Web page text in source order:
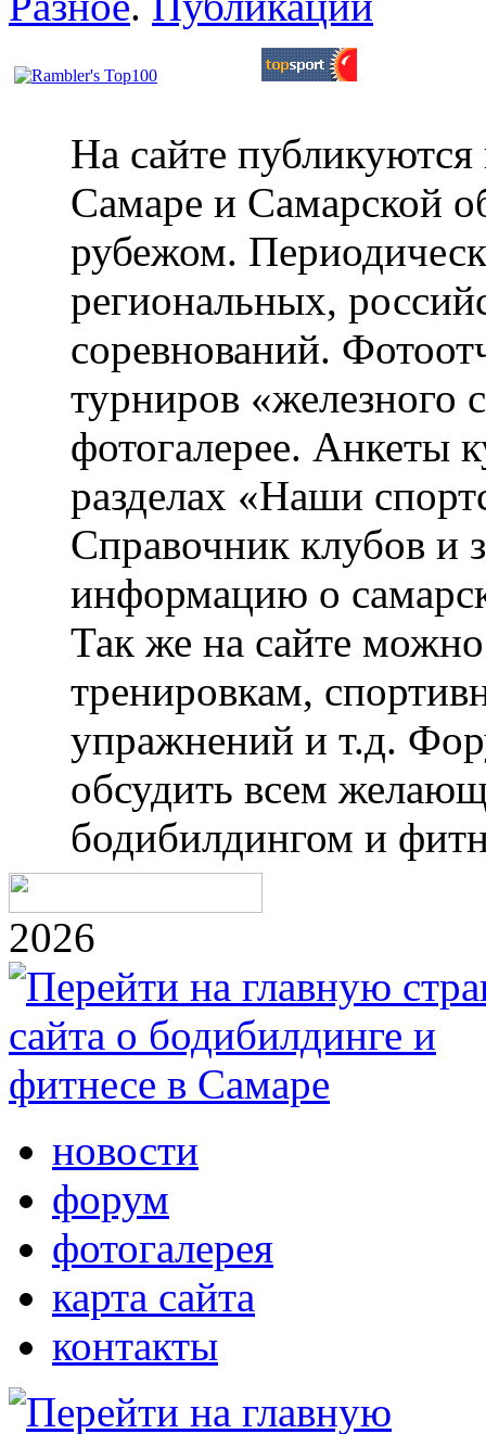
На сайте публикуются
Самаре и Самарской
рубежом.
региональных,
соревнований.
турниров «железного
фотогалерее. Анкеты
разделах «Наши
Справочник клубов и
информацию о
Так же на сайте
тренировкам,
упражнений и т.д.
обсудить всем
бодибилдингом и
2026
новости
форум
фотогалерея
карта сайта
контакты